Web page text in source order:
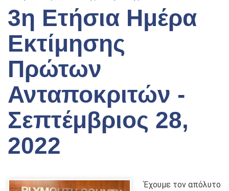
3η Ετήσια Ημέρα
Εκτίμησης
Πρώτων
Ανταποκριτών -
Σεπτέμβριος 28,
2022
Έχουμε τον απόλυτο